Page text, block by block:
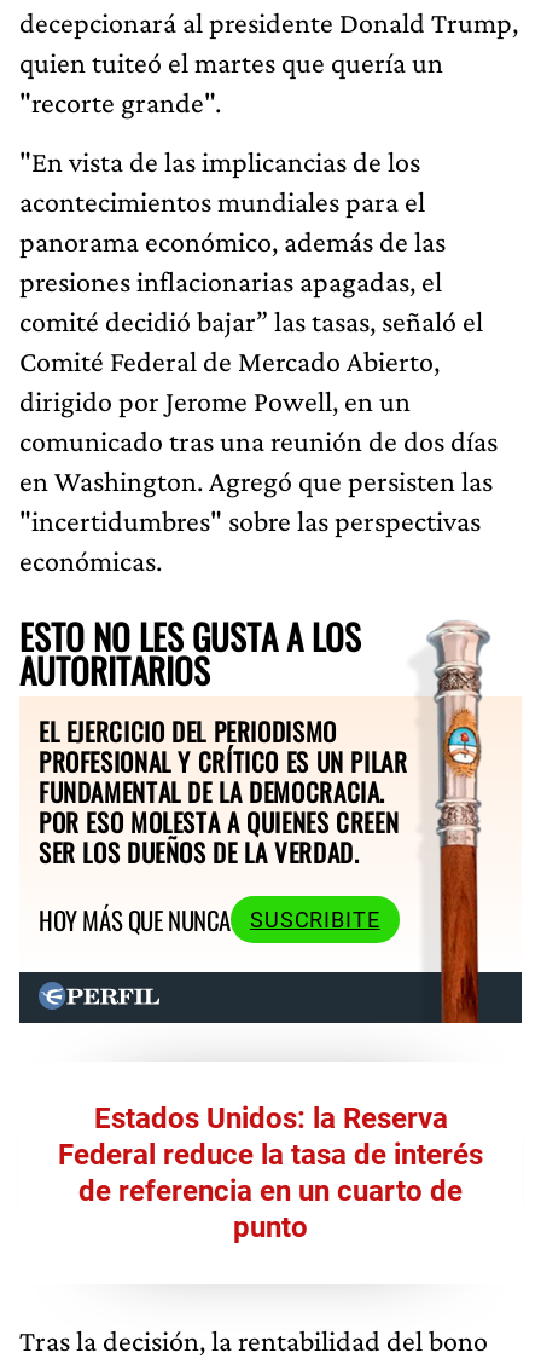
decepcionará al presidente Donald Trump,
quien tuiteó el martes que quería un
"recorte grande".
"En vista de las implicancias de los
acontecimientos mundiales para el
panorama económico, además de las
presiones inflacionarias apagadas, el
comité decidió bajar” las tasas, señaló el
Comité Federal de Mercado Abierto,
dirigido por Jerome Powell, en un
comunicado tras una reunión de dos días
en Washington. Agregó que persisten las
"incertidumbres" sobre las perspectivas
económicas.
ESTO NO LES GUSTA A LOS
AUTORITARIOS
EL EJERCICIO DEL PERIODISMO
PROFESIONAL Y CRÍTICO ES UN PILAR
FUNDAMENTAL DE LA DEMOCRACIA.
POR ESO MOLESTA A QUIENES CREEN
SER LOS DUEÑOS DE LA VERDAD.
HOY MÁS QUE NUNCA
SUSCRIBITE
Estados Unidos: la Reserva
Federal reduce la tasa de interés
de referencia en un cuarto de
punto
Tras la decisión, la rentabilidad del bono